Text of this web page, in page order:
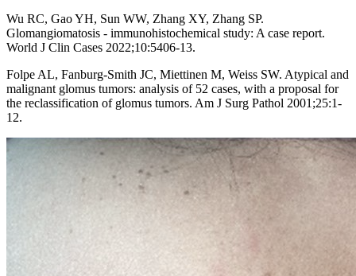
Wu RC, Gao YH, Sun WW, Zhang XY, Zhang SP.
Glomangiomatosis - immunohistochemical study: A case report.
World J Clin Cases 2022;10:5406-13.
Folpe AL, Fanburg-Smith JC, Miettinen M, Weiss SW. Atypical and
malignant glomus tumors: analysis of 52 cases, with a proposal for
the reclassification of glomus tumors. Am J Surg Pathol 2001;25:1-
12.